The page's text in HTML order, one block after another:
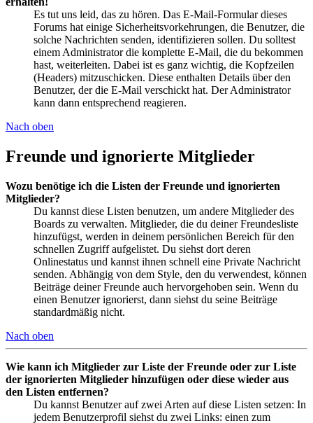
Es tut uns leid, das zu hören. Das E-Mail-Formular dieses
Forums hat einige Sicherheitsvorkehrungen, die Benutzer, die
solche Nachrichten senden, identifizieren sollen. Du solltest
einem Administrator die komplette E-Mail, die du bekommen
hast, weiterleiten. Dabei ist es ganz wichtig, die Kopfzeilen
(Headers) mitzuschicken. Diese enthalten Details über den
Benutzer, der die E-Mail verschickt hat. Der Administrator
kann dann entsprechend reagieren.
Nach oben
Freunde und ignorierte Mitglieder
Wozu benötige ich die Listen der Freunde und ignorierten
Mitglieder?
Du kannst diese Listen benutzen, um andere Mitglieder des
Boards zu verwalten. Mitglieder, die du deiner Freundesliste
hinzufügst, werden in deinem persönlichen Bereich für den
schnellen Zugriff aufgelistet. Du siehst dort deren
Onlinestatus und kannst ihnen schnell eine Private Nachricht
senden. Abhängig von dem Style, den du verwendest, können
Beiträge deiner Freunde auch hervorgehoben sein. Wenn du
einen Benutzer ignorierst, dann siehst du seine Beiträge
standardmäßig nicht.
Nach oben
Wie kann ich Mitglieder zur Liste der Freunde oder zur Liste
der ignorierten Mitglieder hinzufügen oder diese wieder aus
den Listen entfernen?
Du kannst Benutzer auf zwei Arten auf diese Listen setzen: In
jedem Benutzerprofil siehst du zwei Links: einen zum